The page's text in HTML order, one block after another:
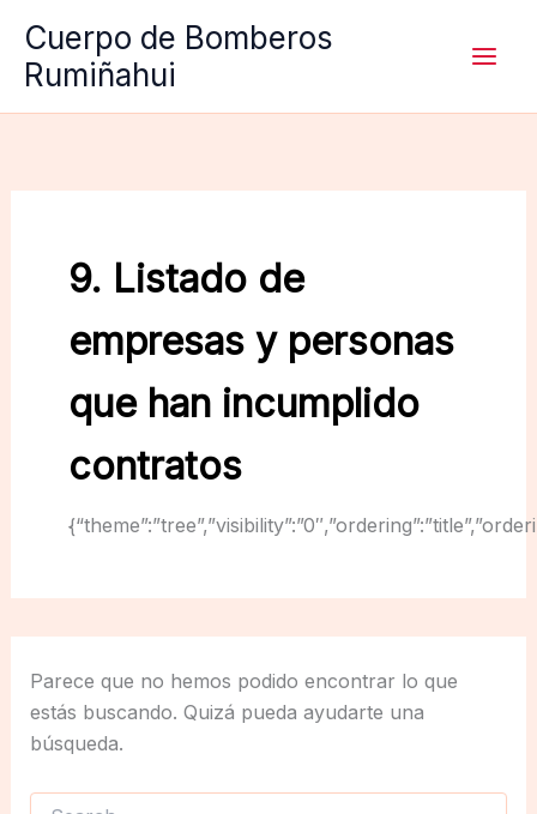
contenido
Cuerpo de Bomberos
Rumiñahui
9. Listado de
empresas y personas
que han incumplido
contratos
Parece que no hemos podido encontrar lo que
estás buscando. Quizá pueda ayudarte una
búsqueda.
Buscar